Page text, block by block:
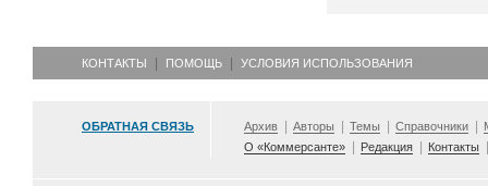
КОНТАКТЫ ПОМОЩЬ УСЛОВИЯ ИСПОЛЬЗОВАНИЯ
ОБРАТНАЯ СВЯЗЬ Архив Авторы Темы Справочники
О «Коммерсанте»
Редакция Контакты